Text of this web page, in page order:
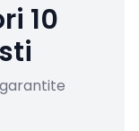
10